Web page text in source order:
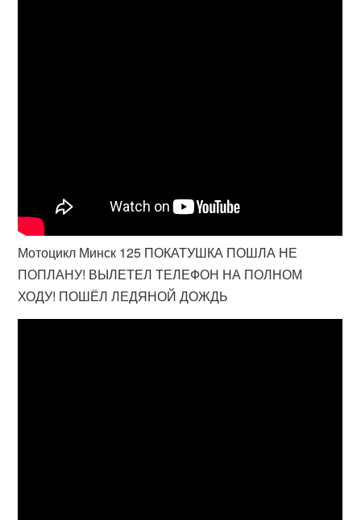
Мотоцикл Минск 125 ПОКАТУШКА ПОШЛА НЕ
ПОПЛАНУ! ВЫЛЕТЕЛ ТЕЛЕФОН НА ПОЛНОМ
ХОДУ! ПОШЁЛ ЛЕДЯНОЙ ДОЖДЬ